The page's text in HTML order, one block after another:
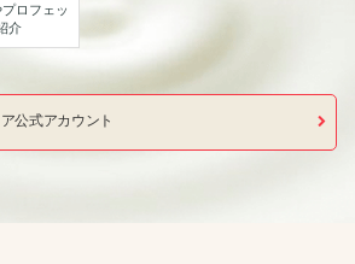
プロフェッ
介
公式アカウント